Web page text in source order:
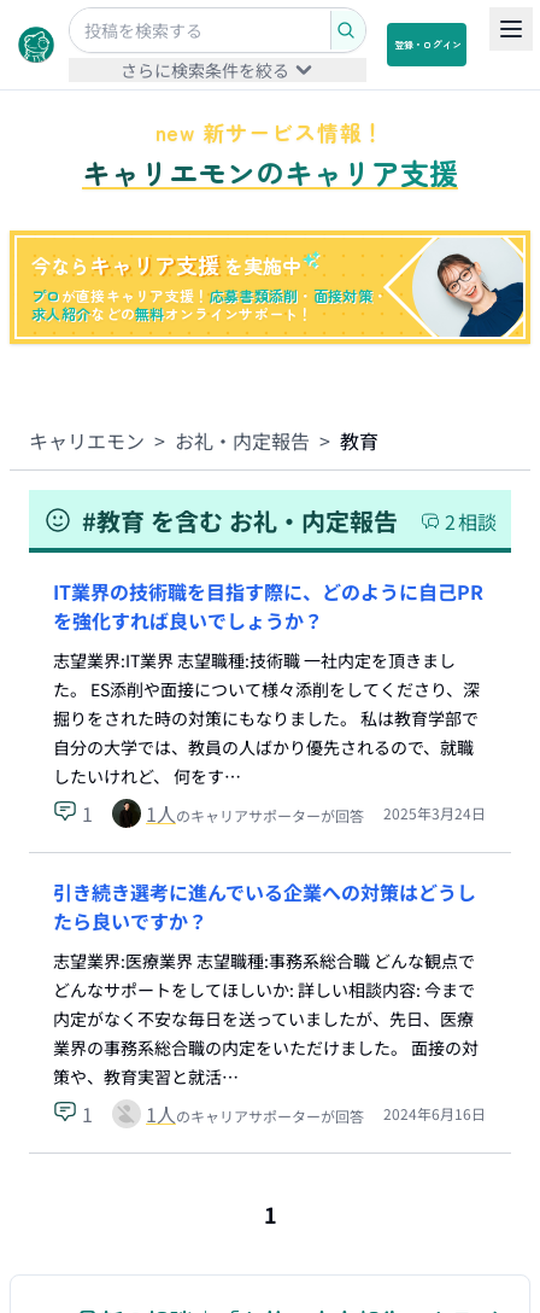
さらに検索条件を絞る
登録・ログイン
new 新サービス情報！
キャリエモンのキャリア支援
今なら キャリア支援 を実施中
プロが直接キャリア支援！応募書類添削 ・ 面接対策・
求人紹介などの無料オンラインサポート！
キャリエモン > お礼・内定報告 > 教育
#教育 を含む お礼・内定報告 2相談
IT業界の技術職を目指す際に、どのように自己PR
を強化すれば良いでしょうか？
志望業界:IT業界 志望職種:技術職 一社内定を頂きまし
た。 ES添削や面接について様々添削をしてくださり、深
掘りをされた時の対策にもなりました。 私は教育学部で
自分の大学では、教員の人ばかり優先されるので、就職
したいけれど、 何をす…
1 1人のキャリアサポーターが回答 2025年3月24日
引き続き選考に進んでいる企業への対策はどうし
たら良いですか？
志望業界:医療業界 志望職種:事務系総合職 どんな観点で
どんなサポートをしてほしいか: 詳しい相談内容: 今まで
内定がなく不安な毎日を送っていましたが、先日、医療
業界の事務系総合職の内定をいただけました。 面接の対
策や、教育実習と就活…
1 1人のキャリアサポーターが回答 2024年6月16日
1